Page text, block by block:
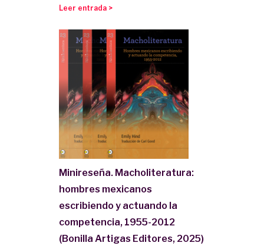
Leer entrada >
Minireseña. Macholiteratura:
hombres mexicanos
escribiendo y actuando la
competencia, 1955-2012
(Bonilla Artigas Editores, 2025)